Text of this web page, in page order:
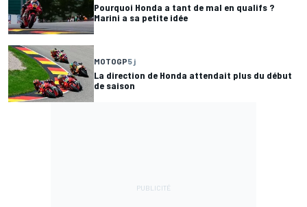
Pourquoi Honda a tant de mal en qualifs ?
Marini a sa petite idée
MOTOGP5 j
La direction de Honda attendait plus du début
de saison